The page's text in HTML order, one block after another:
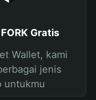
Gratis
Wallet, kami
jenis
untukmu